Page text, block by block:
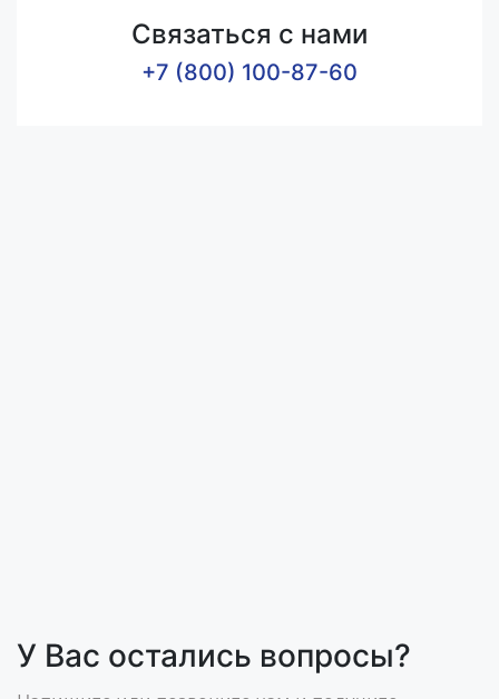
Связаться с нами
+7 (800) 100-87-60
У Вас остались вопросы?